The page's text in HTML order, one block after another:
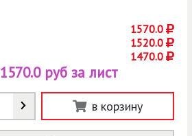
1570.0
1520.0
1470.0
1570.0 руб за лист
в корзину